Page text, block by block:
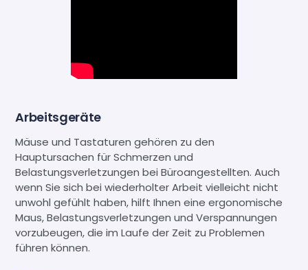
Arbeitsgeräte
Mäuse und Tastaturen gehören zu den
Hauptursachen für Schmerzen und
Belastungsverletzungen bei Büroangestellten. Auch
wenn Sie sich bei wiederholter Arbeit vielleicht nicht
unwohl gefühlt haben, hilft Ihnen eine ergonomische
Maus, Belastungsverletzungen und Verspannungen
vorzubeugen, die im Laufe der Zeit zu Problemen
führen können.